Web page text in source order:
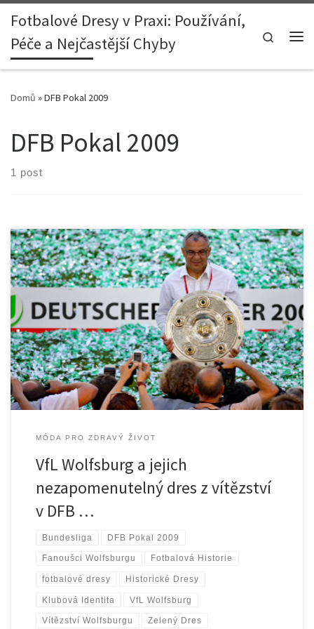
Skip to content
Fotbalové Dresy v Praxi: Používání,
Péče a Nejčastější Chyby
Search
Domů »DFB Pokal 2009
DFB Pokal 2009
1 post
1. Úvod Vítězství v národním poháru je pro každý klub významným
milníkem, ale pro VfL Wolfsburg mělo triumfální tažení v DFB
Pokalu 2009 zvláštní význam. Nejenže se jednalo o jeden z
největších úspěchů v historii klubu, ale tento triumf byl také
potvrzením vzestupu Wolfsburgu mezi elitní německé týmy. V
sezóně […]
MÓDA PRO ZDRAVÝ ŽIVOT
VfL Wolfsburg a jejich
nezapomenutelný dres z vítězství
v DFB …
Bundesliga DFB Pokal 2009
Fanoušci Wolfsburgu Fotbalová Historie
fotbalové dresy Historické Dresy
Klubová Identita VfL Wolfsburg
Vítězství Wolfsburgu Zelený Dres